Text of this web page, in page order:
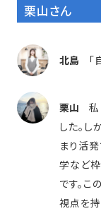
栗山さん
北島
栗山
した。
まり活
学など
です。こ
視点を